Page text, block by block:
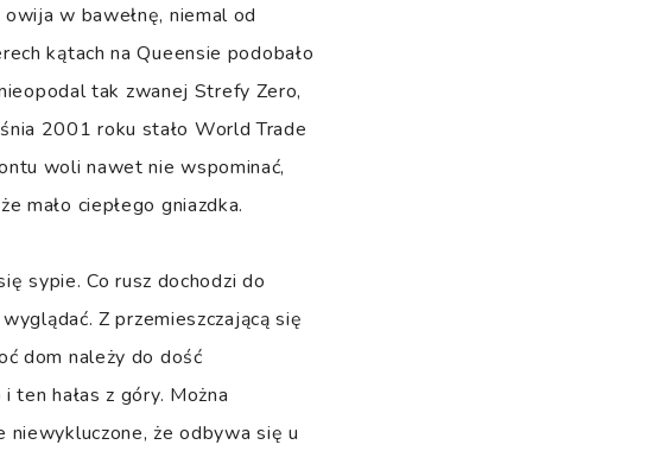
w bawełnę, niemal od
kątach na Queensie podobało
tak zwanej Strefy Zero,
2001 roku stało World Trade
woli nawet nie wspominać,
mało ciepłego gniazdka.
sypie. Co rusz dochodzi do
Z przemieszczającą się
dom należy do dość
ten hałas z góry. Można
że odbywa się u